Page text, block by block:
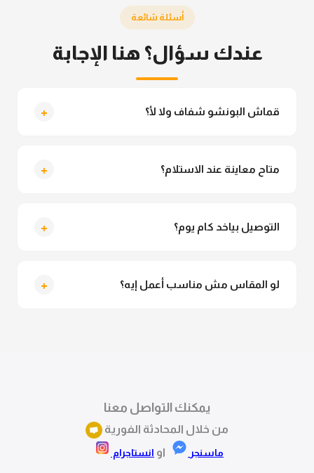
أسئلة شائعة
عندك سؤال؟ هنا الإجابة
قماش البونشو شفاف ولا لأ؟ +
متاح معاينة عند الاستلام؟ +
التوصيل بياخد كام يوم؟ +
لو المقاس مش مناسب أعمل إيه؟ +
يمكنك التواصل معنا
من خلال المحادثة الفورية
ماسنجر او انستاجرام